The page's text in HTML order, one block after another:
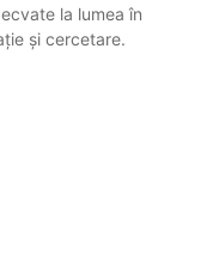
la lumea în
și cercetare.